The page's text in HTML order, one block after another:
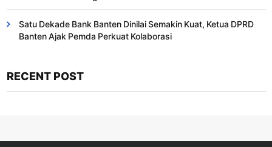
Satu Dekade Bank Banten Dinilai Semakin Kuat, Ketua DPRD
Banten Ajak Pemda Perkuat Kolaborasi
RECENT POST